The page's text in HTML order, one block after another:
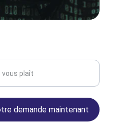
demande maintenant